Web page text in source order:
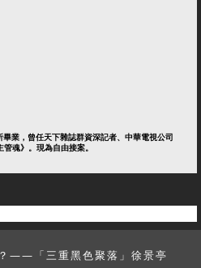
畢業，曾任天下雜誌群資深記者、中華電視公司
魂》。現為自由接案。
——「三重黑色聚落」徐景亭